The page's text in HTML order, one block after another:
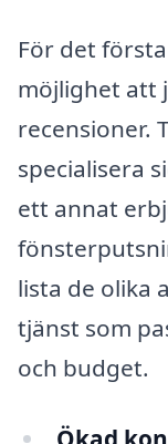
För det
möjlighet att
recensioner.
specialisera
ett annat
lista de olika
tjänst som
och budget.